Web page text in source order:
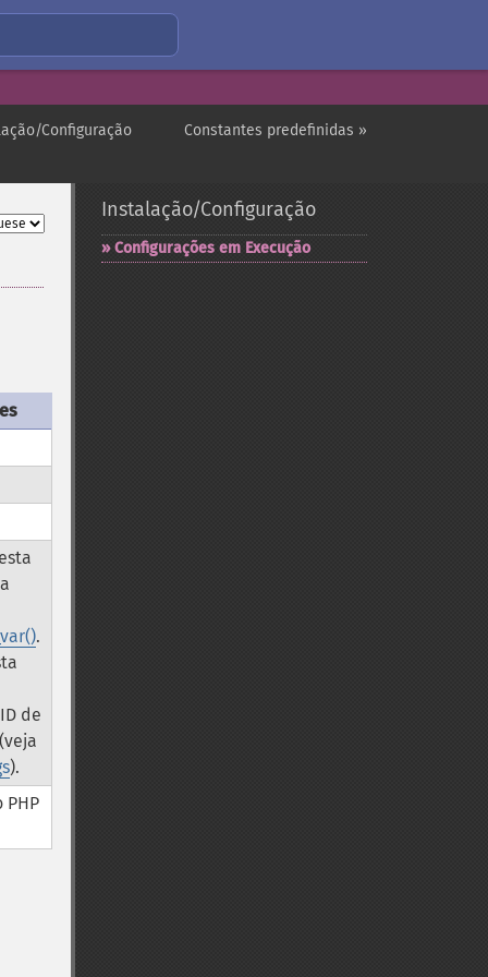
Constantes predefinidas »
Configuração
.
de
).
Instalação/Configuração
Configurações em Execução